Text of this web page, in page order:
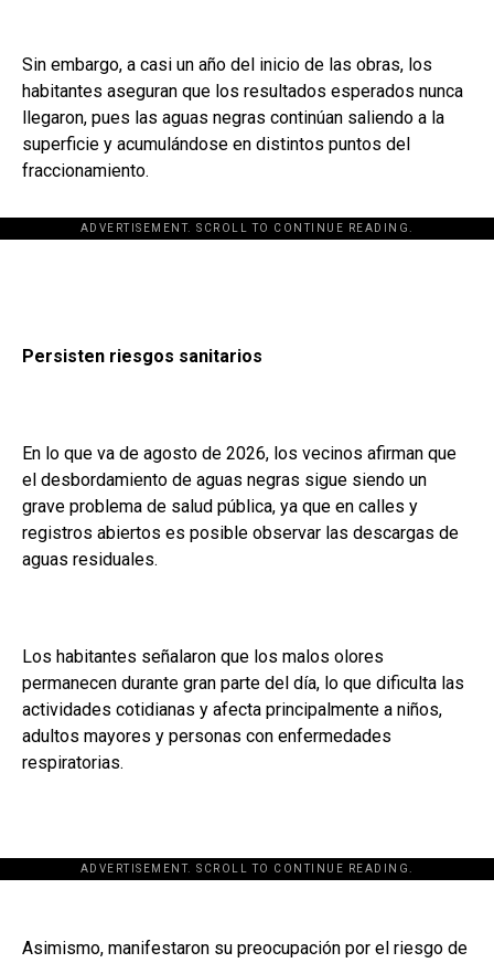
Sin embargo, a casi un año del inicio de las obras, los
habitantes aseguran que los resultados esperados nunca
llegaron, pues las aguas negras continúan saliendo a la
superficie y acumulándose en distintos puntos del
fraccionamiento.
ADVERTISEMENT. SCROLL TO CONTINUE READING.
Persisten riesgos sanitarios
En lo que va de agosto de 2026, los vecinos afirman que
el desbordamiento de aguas negras sigue siendo un
grave problema de salud pública, ya que en calles y
registros abiertos es posible observar las descargas de
aguas residuales.
Los habitantes señalaron que los malos olores
permanecen durante gran parte del día, lo que dificulta las
actividades cotidianas y afecta principalmente a niños,
adultos mayores y personas con enfermedades
respiratorias.
ADVERTISEMENT. SCROLL TO CONTINUE READING.
Asimismo, manifestaron su preocupación por el riesgo de